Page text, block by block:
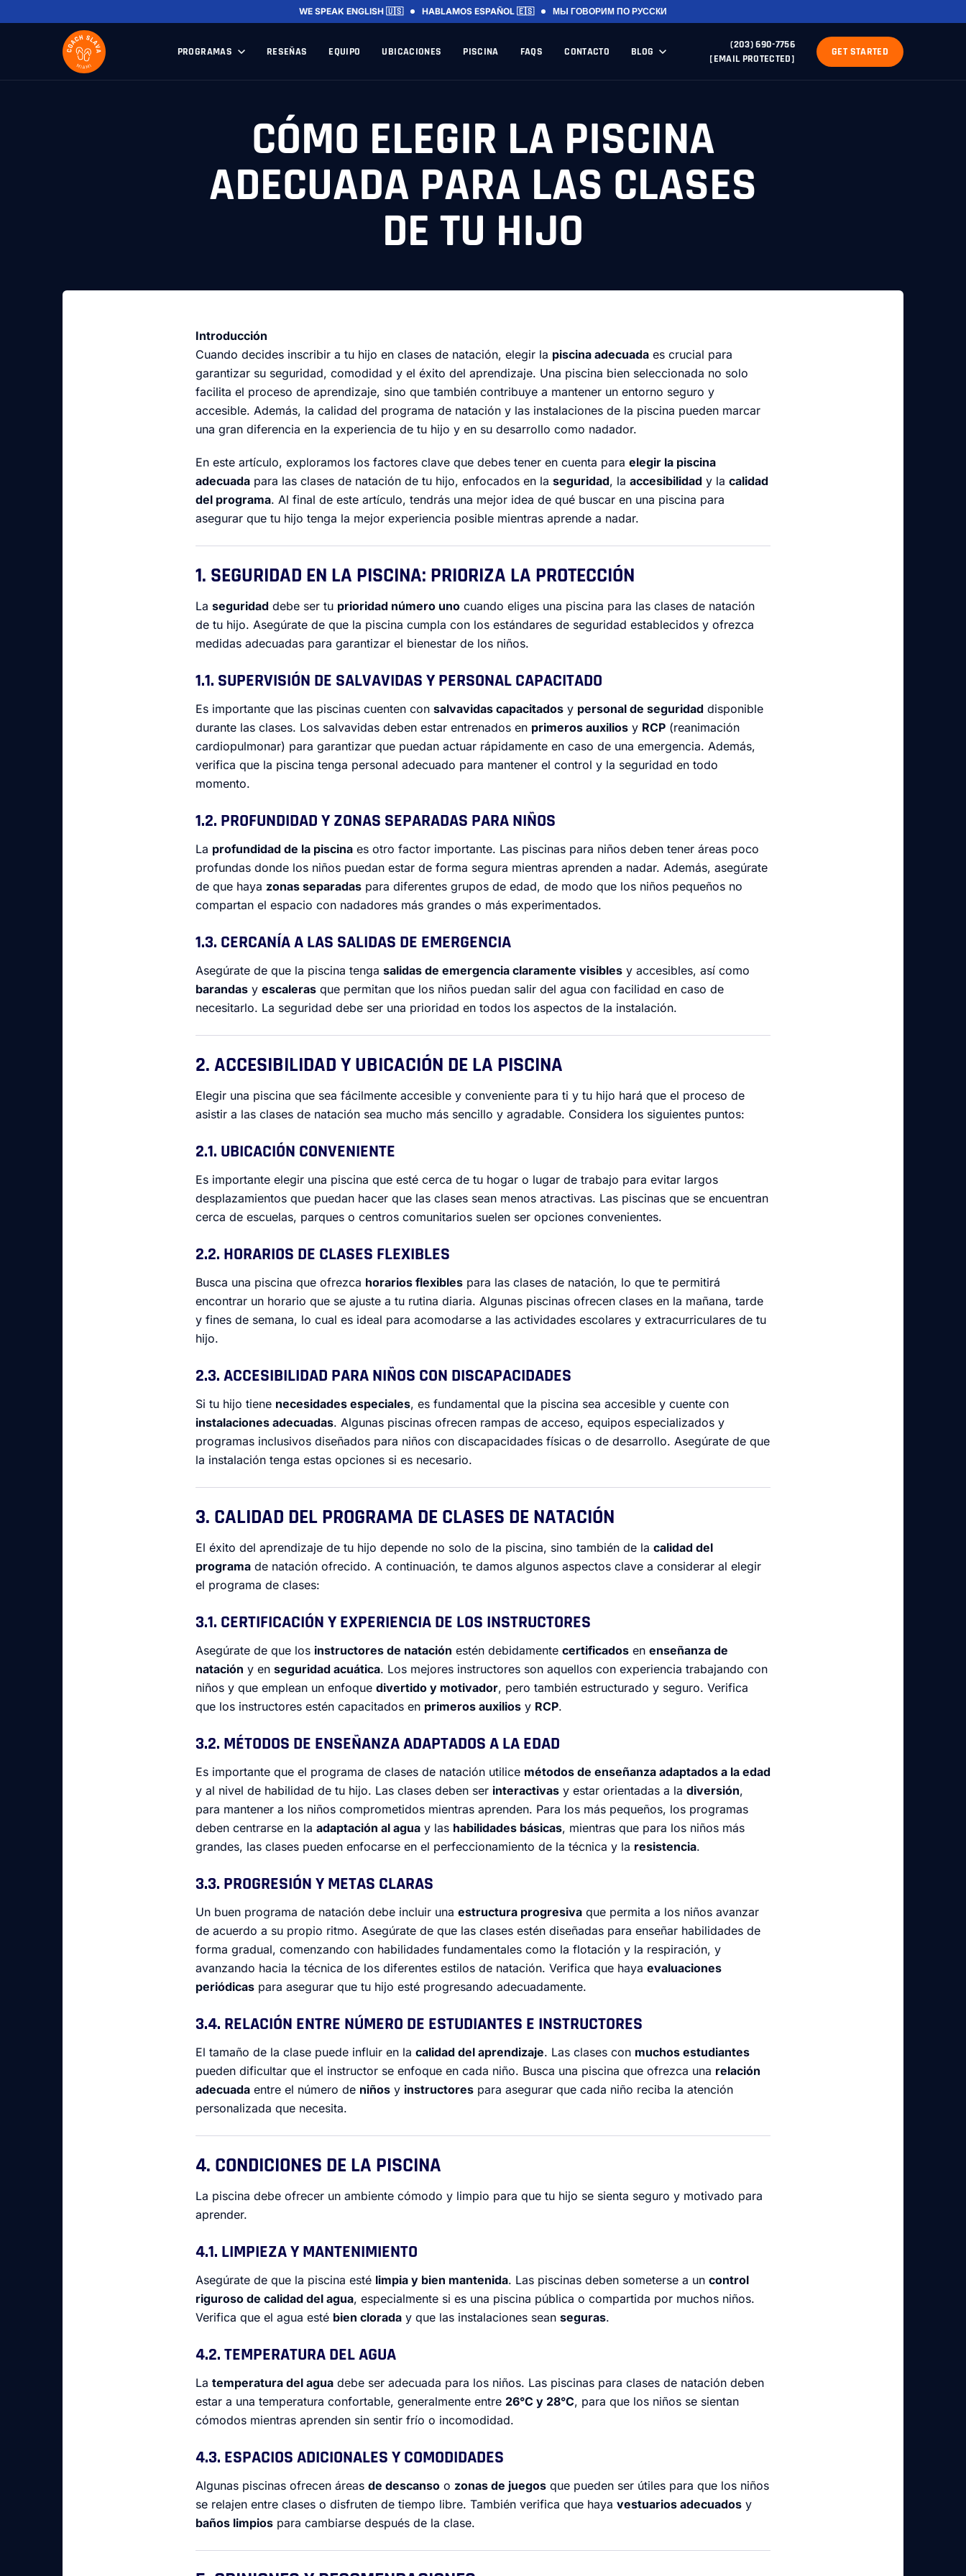
WE SPEAK ENGLISH 🇺🇸 HABLAMOS ESPAÑOL 🇪🇸 МЫ ГОВОРИМ ПО РУССКИ
PROGRAMAS RESEÑAS EQUIPO UBICACIONES PISCINA FAQS CONTACTO BLOG
(203) 690-7756
[EMAIL PROTECTED]
GET STARTED
CÓMO ELEGIR LA PISCINA
ADECUADA PARA LAS CLASES
DE TU HIJO
Introducción
Cuando decides inscribir a tu hijo en clases de natación, elegir la piscina adecuada es crucial para
garantizar su seguridad, comodidad y el éxito del aprendizaje. Una piscina bien seleccionada no solo
facilita el proceso de aprendizaje, sino que también contribuye a mantener un entorno seguro y
accesible. Además, la calidad del programa de natación y las instalaciones de la piscina pueden marcar
una gran diferencia en la experiencia de tu hijo y en su desarrollo como nadador.
En este artículo, exploramos los factores clave que debes tener en cuenta para elegir la piscina
adecuada para las clases de natación de tu hijo, enfocados en la seguridad, la accesibilidad y la calidad
del programa. Al final de este artículo, tendrás una mejor idea de qué buscar en una piscina para
asegurar que tu hijo tenga la mejor experiencia posible mientras aprende a nadar.
1. SEGURIDAD EN LA PISCINA: PRIORIZA LA PROTECCIÓN
La seguridad debe ser tu prioridad número uno cuando eliges una piscina para las clases de natación
de tu hijo. Asegúrate de que la piscina cumpla con los estándares de seguridad establecidos y ofrezca
medidas adecuadas para garantizar el bienestar de los niños.
1.1. SUPERVISIÓN DE SALVAVIDAS Y PERSONAL CAPACITADO
Es importante que las piscinas cuenten con salvavidas capacitados y personal de seguridad disponible
durante las clases. Los salvavidas deben estar entrenados en primeros auxilios y RCP (reanimación
cardiopulmonar) para garantizar que puedan actuar rápidamente en caso de una emergencia. Además,
verifica que la piscina tenga personal adecuado para mantener el control y la seguridad en todo
momento.
1.2. PROFUNDIDAD Y ZONAS SEPARADAS PARA NIÑOS
La profundidad de la piscina es otro factor importante. Las piscinas para niños deben tener áreas poco
profundas donde los niños puedan estar de forma segura mientras aprenden a nadar. Además, asegúrate
de que haya zonas separadas para diferentes grupos de edad, de modo que los niños pequeños no
compartan el espacio con nadadores más grandes o más experimentados.
1.3. CERCANÍA A LAS SALIDAS DE EMERGENCIA
Asegúrate de que la piscina tenga salidas de emergencia claramente visibles y accesibles, así como
barandas y escaleras que permitan que los niños puedan salir del agua con facilidad en caso de
necesitarlo. La seguridad debe ser una prioridad en todos los aspectos de la instalación.
2. ACCESIBILIDAD Y UBICACIÓN DE LA PISCINA
Elegir una piscina que sea fácilmente accesible y conveniente para ti y tu hijo hará que el proceso de
asistir a las clases de natación sea mucho más sencillo y agradable. Considera los siguientes puntos:
2.1. UBICACIÓN CONVENIENTE
Es importante elegir una piscina que esté cerca de tu hogar o lugar de trabajo para evitar largos
desplazamientos que puedan hacer que las clases sean menos atractivas. Las piscinas que se encuentran
cerca de escuelas, parques o centros comunitarios suelen ser opciones convenientes.
2.2. HORARIOS DE CLASES FLEXIBLES
Busca una piscina que ofrezca horarios flexibles para las clases de natación, lo que te permitirá
encontrar un horario que se ajuste a tu rutina diaria. Algunas piscinas ofrecen clases en la mañana, tarde
y fines de semana, lo cual es ideal para acomodarse a las actividades escolares y extracurriculares de tu
hijo.
2.3. ACCESIBILIDAD PARA NIÑOS CON DISCAPACIDADES
Si tu hijo tiene necesidades especiales, es fundamental que la piscina sea accesible y cuente con
instalaciones adecuadas. Algunas piscinas ofrecen rampas de acceso, equipos especializados y
programas inclusivos diseñados para niños con discapacidades físicas o de desarrollo. Asegúrate de que
la instalación tenga estas opciones si es necesario.
3. CALIDAD DEL PROGRAMA DE CLASES DE NATACIÓN
El éxito del aprendizaje de tu hijo depende no solo de la piscina, sino también de la calidad del
programa de natación ofrecido. A continuación, te damos algunos aspectos clave a considerar al elegir
el programa de clases:
3.1. CERTIFICACIÓN Y EXPERIENCIA DE LOS INSTRUCTORES
Asegúrate de que los instructores de natación estén debidamente certificados en enseñanza de
natación y en seguridad acuática. Los mejores instructores son aquellos con experiencia trabajando con
niños y que emplean un enfoque divertido y motivador, pero también estructurado y seguro. Verifica
que los instructores estén capacitados en primeros auxilios y RCP.
3.2. MÉTODOS DE ENSEÑANZA ADAPTADOS A LA EDAD
Es importante que el programa de clases de natación utilice métodos de enseñanza adaptados a la edad
y al nivel de habilidad de tu hijo. Las clases deben ser interactivas y estar orientadas a la diversión,
para mantener a los niños comprometidos mientras aprenden. Para los más pequeños, los programas
deben centrarse en la adaptación al agua y las habilidades básicas, mientras que para los niños más
grandes, las clases pueden enfocarse en el perfeccionamiento de la técnica y la resistencia.
3.3. PROGRESIÓN Y METAS CLARAS
Un buen programa de natación debe incluir una estructura progresiva que permita a los niños avanzar
de acuerdo a su propio ritmo. Asegúrate de que las clases estén diseñadas para enseñar habilidades de
forma gradual, comenzando con habilidades fundamentales como la flotación y la respiración, y
avanzando hacia la técnica de los diferentes estilos de natación. Verifica que haya evaluaciones
periódicas para asegurar que tu hijo esté progresando adecuadamente.
3.4. RELACIÓN ENTRE NÚMERO DE ESTUDIANTES E INSTRUCTORES
El tamaño de la clase puede influir en la calidad del aprendizaje. Las clases con muchos estudiantes
pueden dificultar que el instructor se enfoque en cada niño. Busca una piscina que ofrezca una relación
adecuada entre el número de niños y instructores para asegurar que cada niño reciba la atención
personalizada que necesita.
4. CONDICIONES DE LA PISCINA
La piscina debe ofrecer un ambiente cómodo y limpio para que tu hijo se sienta seguro y motivado para
aprender.
4.1. LIMPIEZA Y MANTENIMIENTO
Asegúrate de que la piscina esté limpia y bien mantenida. Las piscinas deben someterse a un control
riguroso de calidad del agua, especialmente si es una piscina pública o compartida por muchos niños.
Verifica que el agua esté bien clorada y que las instalaciones sean seguras.
4.2. TEMPERATURA DEL AGUA
La temperatura del agua debe ser adecuada para los niños. Las piscinas para clases de natación deben
estar a una temperatura confortable, generalmente entre 26°C y 28°C, para que los niños se sientan
cómodos mientras aprenden sin sentir frío o incomodidad.
4.3. ESPACIOS ADICIONALES Y COMODIDADES
Algunas piscinas ofrecen áreas de descanso o zonas de juegos que pueden ser útiles para que los niños
se relajen entre clases o disfruten de tiempo libre. También verifica que haya vestuarios adecuados y
baños limpios para cambiarse después de la clase.